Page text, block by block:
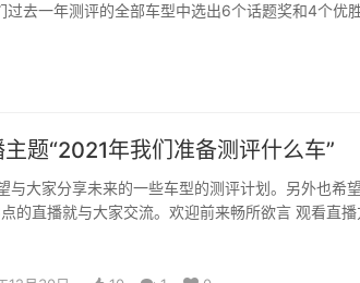
去一年测评的全部车型中选出6个话题奖和4个优胜
题“2021年我们准备测评什么车”
与大家分享未来的一些车型的测评计划。另外也希
的直播就与大家交流。欢迎前来畅所欲言 观看直播